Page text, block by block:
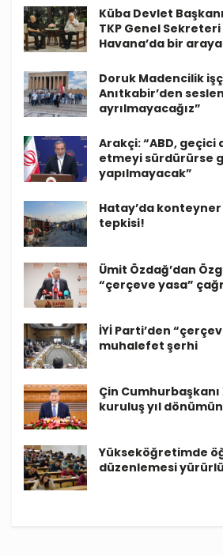
Küba Devlet
TKP Genel
Havana’da bir
Doruk Madencilik
Anıtkabir’den
ayrılmayacağız”
Arakçi: “ABD, geçici
etmeyi sürdürürse
yapılmayacak”
Hatay’da
tepkisi!
Ümit Özdağ’dan
“çerçeve yasa”
İYİ Parti’den
muhalefet şerhi
Çin Cumhurbaşkanı
kuruluş yıl
Yükseköğretimde
düzenlemesi